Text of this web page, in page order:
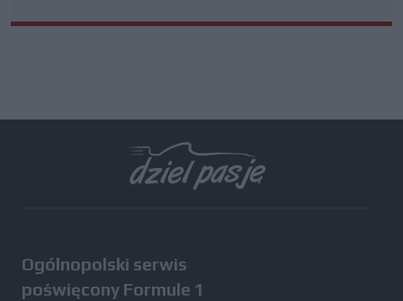
Ogólnopolski serwis
poświęcony Formule 1